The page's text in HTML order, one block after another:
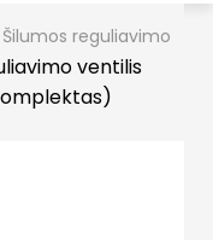
Šilumos reguliavimo
ventilis